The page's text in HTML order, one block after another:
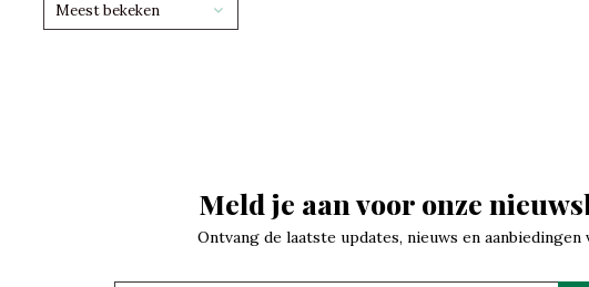
Meest bekeken
Meld je aan voor onze
Ontvang de laatste updates, nieuws en aanbiedingen